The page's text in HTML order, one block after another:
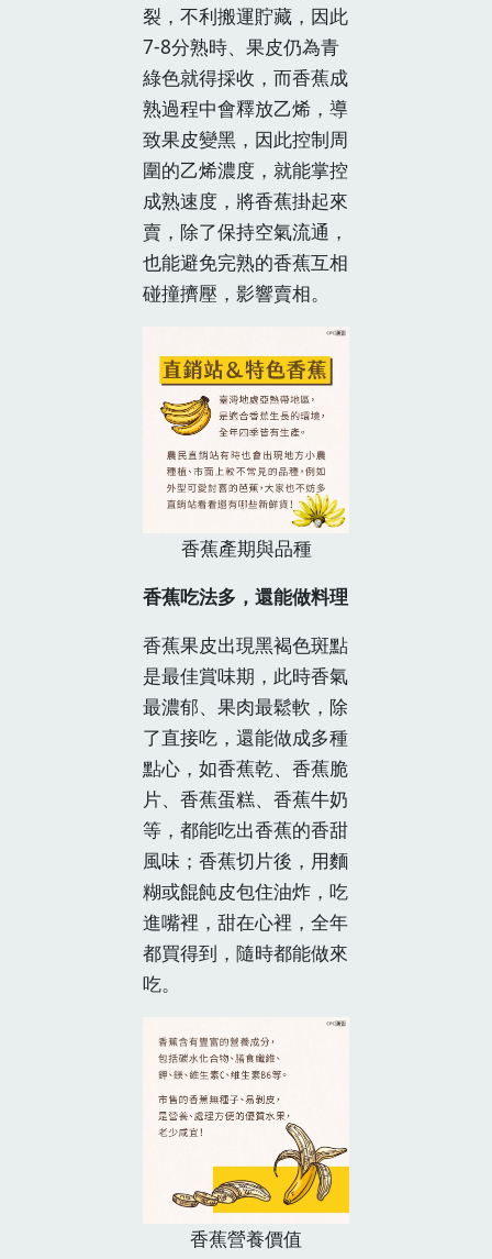
裂，不利搬運貯藏，因此
7-8分熟時、果皮仍為青
綠色就得採收，而香蕉成
熟過程中會釋放乙烯，導
致果皮變黑，因此控制周
圍的乙烯濃度，就能掌控
成熟速度，將香蕉掛起來
賣，除了保持空氣流通，
也能避免完熟的香蕉互相
碰撞擠壓，影響賣相。
香蕉產期與品種
香蕉吃法多，還能做料理
香蕉果皮出現黑褐色斑點
是最佳賞味期，此時香氣
最濃郁、果肉最鬆軟，除
了直接吃，還能做成多種
點心，如香蕉乾、香蕉脆
片、香蕉蛋糕、香蕉牛奶
等，都能吃出香蕉的香甜
風味；香蕉切片後，用麵
糊或餛飩皮包住油炸，吃
進嘴裡，甜在心裡，全年
都買得到，隨時都能做來
吃。
香蕉營養價值